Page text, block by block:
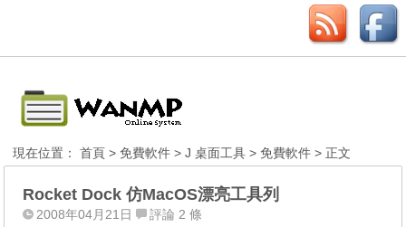
現在位置：首頁 >免費軟件 >J 桌面工具 >免費軟件 > 正文
Rocket Dock 仿MacOS漂亮工具列
2008年04月21日 評論 2 條